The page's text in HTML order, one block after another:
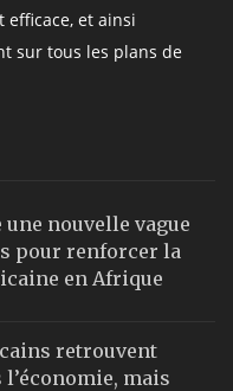
efficace, et ainsi
sur tous les plans de
nouvelle vague
pour renforcer la
en Afrique
retrouvent
mais